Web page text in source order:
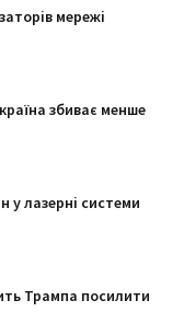
мережі
збиває менше
у лазерні системи
Трампа посилити